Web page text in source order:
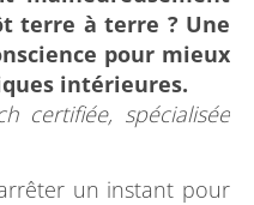
terre à terre ? Une
pour mieux
intérieures.
certifiée, spécialisée
un instant pour